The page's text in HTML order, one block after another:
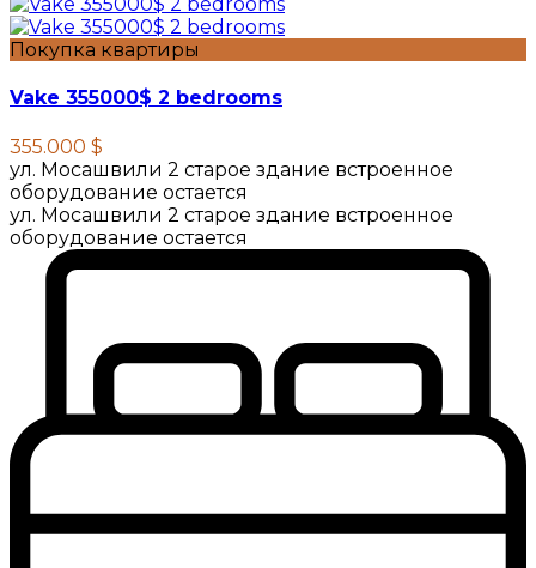
Покупка квартиры
Vake 355000$ 2 bedrooms
355.000 $
ул. Мосашвили 2 старое здание встроенное
оборудование остается
ул. Мосашвили 2 старое здание встроенное
оборудование остается